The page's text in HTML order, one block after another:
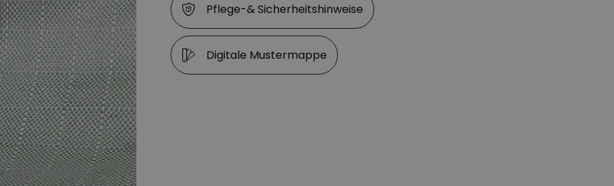
Pflege-& Sicherheitshinweise
Digitale Mustermappe